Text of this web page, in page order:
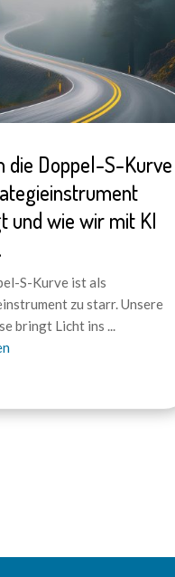
die Doppel-S-Kurve
und wie wir mit KI
S-Kurve ist als
zu starr. Unsere
bringt Licht ins ...